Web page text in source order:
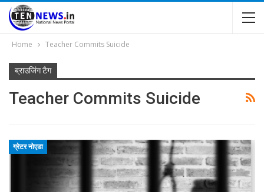
Home Teacher Commits Suicide
ब्राउजिंग टैग
Teacher Commits Suicide
ग्रेटर नोएडा